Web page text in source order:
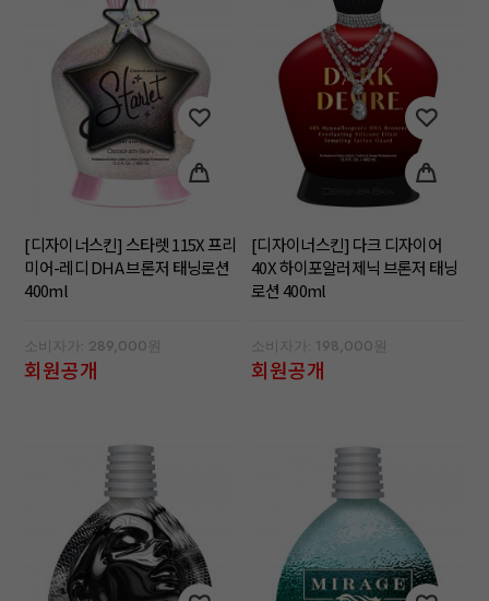
[디자이너스킨] 스타렛 115X 프리
미어-레디 DHA 브론저 태닝로션
400ml
소비자가: 289,000원
회원공개
[디자이너스킨] 다크 디자이어
40X 하이포알러제닉 브론저 태닝
로션 400ml
소비자가: 198,000원
회원공개